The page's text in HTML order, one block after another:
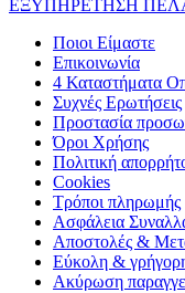
ΕΞΥΠΗΡΕΤΗΣΗ
Ποιοι Είμαστε
Επικοινωνία
4 Καταστήματα
Συχνές Ερωτήσεις
Προστασία
Όροι Χρήσης
Πολιτική
Cookies
Τρόποι πληρωμής
Ασφάλεια
Αποστολές &
Εύκολη &
Ακύρωση